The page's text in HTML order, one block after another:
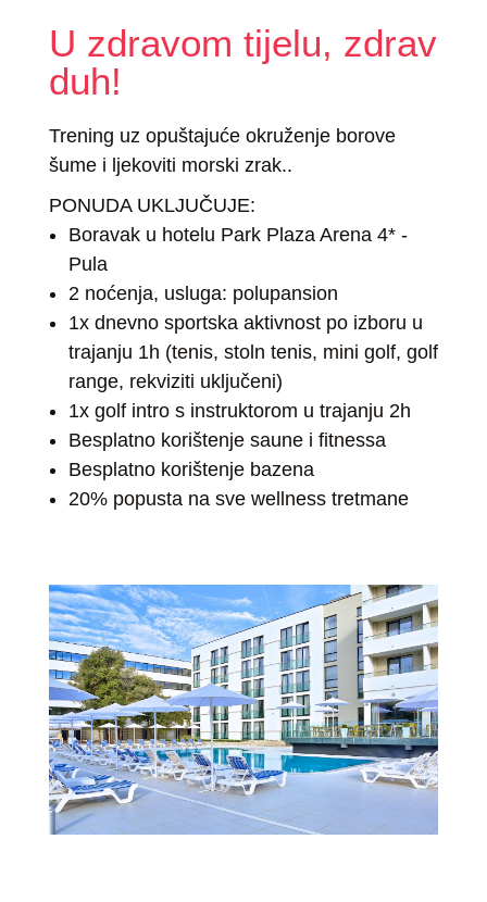
U zdravom tijelu, zdrav
duh!
Trening uz opuštajuće okruženje borove
šume i ljekoviti morski zrak..
PONUDA UKLJUČUJE:
Boravak u hotelu Park Plaza Arena 4* -
Pula
2 noćenja, usluga: polupansion
1x dnevno sportska aktivnost po izboru u
trajanju 1h (tenis, stoln tenis, mini golf, golf
range, rekviziti uključeni)
1x golf intro s instruktorom u trajanju 2h
Besplatno korištenje saune i fitnessa
Besplatno korištenje bazena
20% popusta na sve wellness tretmane